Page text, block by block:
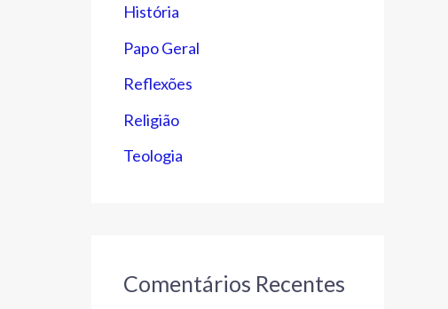
História
Papo Geral
Reflexões
Religião
Teologia
Comentários Recentes